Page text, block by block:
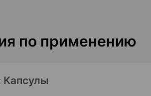
по применению
Капсулы